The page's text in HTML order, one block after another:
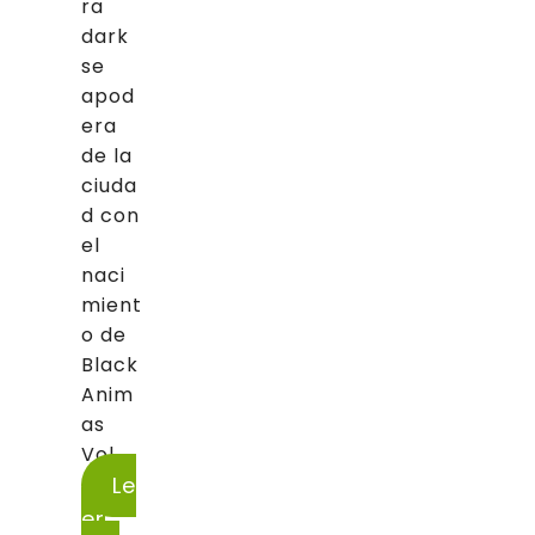
ra
dark
se
apod
era
de la
ciuda
d con
el
naci
mient
o de
Black
Anim
as
Vol....
Le
er